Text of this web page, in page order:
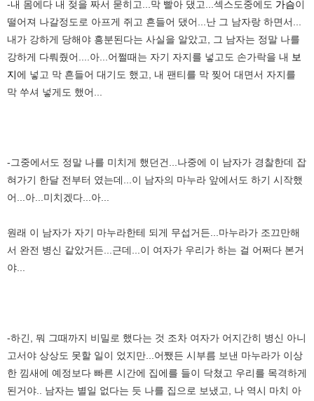
-내 몸에다 내 젖을 짜서 묻히고...막 빨아 댔고...섹스도중에도 가슴이
떨어져 나갈정도로 아프게 쥐고 흔들어 댔어...난 그 남자랑 하면서...
내가 강하게 당해야 흥분된다는 사실을 알았고, 그 남자는 정말 나를
강하게 다뤄줬어....아...어쩔때는 자기 자지를 넣고도 손가락을 내 보
지에 넣고 막 흔들어 대기도 했고, 내 팬티를 막 찢어 대면서 자지를
막 쑤셔 넣게도 했어...
-그중에서도 정말 나를 미치게 했던건...나중에 이 남자가 경찰한데 잡
혀가기 한달 전부터 였는데...이 남자의 마누라 앞에서도 하기 시작했
어...아...미치겠다...아...
원래 이 남자가 자기 마누라한테 되게 무섭거든...마누라가 조끄만해
서 완전 병신 같았거든...근데...이 여자가 우리가 하는 걸 어쩌다 본거
야...
-하긴, 뭐 그때까지 비밀로 했다는 것 조차 여자가 어지간히 병신 아니
고서야 상상도 못할 일이 었지만...어쨌든 시부름 보낸 마누라가 이상
한 낌새에 예정보다 빠른 시간에 집에를 들이 닥쳤고 우리를 목격하게
된거야.. 남자는 별일 없다는 듯 나를 집으로 보냈고, 나 역시 마치 아